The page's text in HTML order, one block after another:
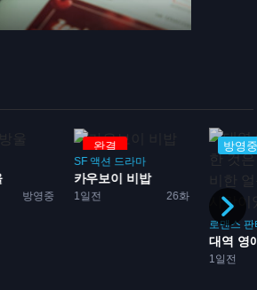
1일전 26화
카우보이 비밥
방영중
방영중
대역 영애를 구한 것